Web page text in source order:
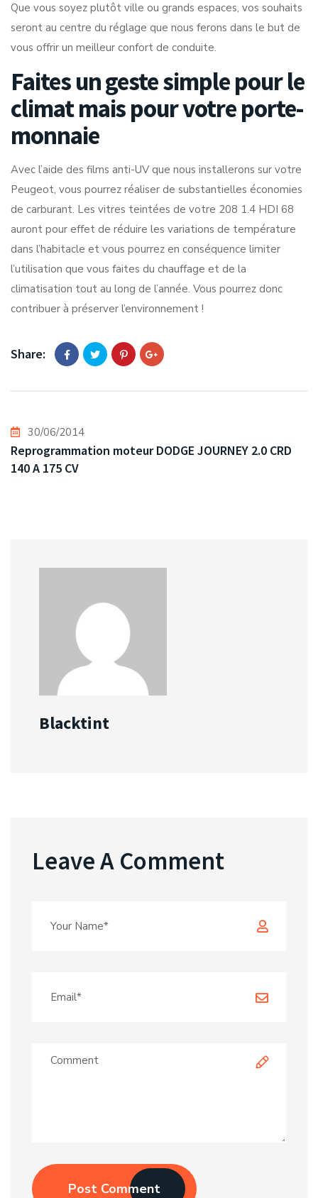
Que vous soyez plutôt ville ou grands espaces, vos souhaits
seront au centre du réglage que nous ferons dans le but de
vous offrir un meilleur confort de conduite.
Faites un geste simple pour le
climat mais pour votre porte-
monnaie
Avec l’aide des films anti-UV que nous installerons sur votre
Peugeot, vous pourrez réaliser de substantielles économies
de carburant. Les vitres teintées de votre 208 1.4 HDI 68
auront pour effet de réduire les variations de température
dans l’habitacle et vous pourrez en conséquence limiter
l’utilisation que vous faites du chauffage et de la
climatisation tout au long de l’année. Vous pourrez donc
contribuer à préserver l’environnement !
Share:
30/06/2014
Reprogrammation moteur DODGE JOURNEY 2.0 CRD
140 A 175 CV
Blacktint
Leave A Comment
Post Comment